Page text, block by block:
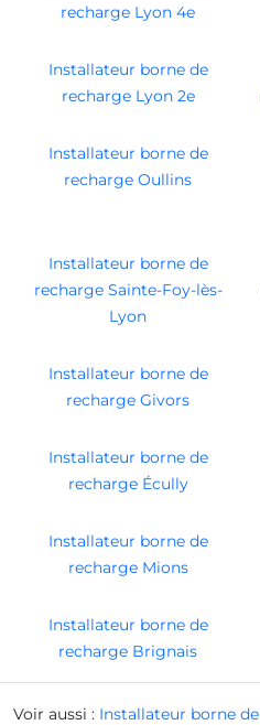
recharge Lyon 4e
Installateur borne de
recharge Lyon 2e
Installateur borne de
recharge Oullins
Installateur borne de
recharge Sainte-Foy-lès-
Lyon
Installateur borne de
recharge Givors
Installateur borne de
recharge Écully
Installateur borne de
recharge Mions
Installateur borne de
recharge Brignais
Voir aussi : Installateur borne